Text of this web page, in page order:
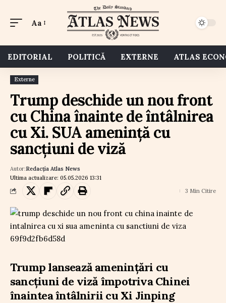
Aa
EDITORIAL POLITICĂ EXTERNE ATLAS
Externe
Trump deschide un nou front
cu China înainte de întâlnirea
cu Xi. SUA amenință cu
sancțiuni de viză
Ultima actualizare: 05.05.2026 13:31
Autor:Redacția Atlas News
3 Min Citire
Trump lansează amenințări cu
sancțiuni de viză împotriva Chinei
înaintea întâlnirii cu Xi Jinping